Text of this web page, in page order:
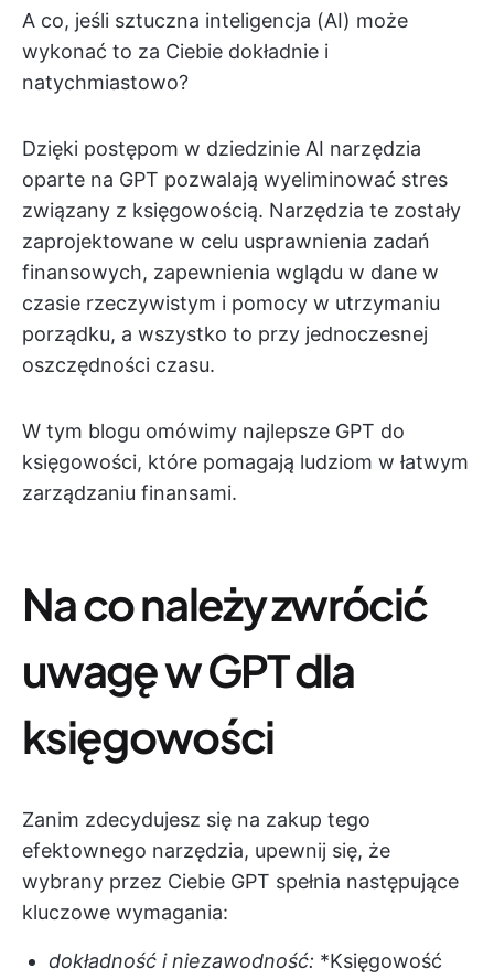
A co, jeśli sztuczna inteligencja (AI) może
wykonać to za Ciebie dokładnie i
natychmiastowo?
Dzięki postępom w dziedzinie AI narzędzia
oparte na GPT pozwalają wyeliminować stres
związany z księgowością. Narzędzia te zostały
zaprojektowane w celu usprawnienia zadań
finansowych, zapewnienia wglądu w dane w
czasie rzeczywistym i pomocy w utrzymaniu
porządku, a wszystko to przy jednoczesnej
oszczędności czasu.
W tym blogu omówimy najlepsze GPT do
księgowości, które pomagają ludziom w łatwym
zarządzaniu finansami.
Na co należy zwrócić
uwagę w GPT dla
księgowości
Zanim zdecydujesz się na zakup tego
efektownego narzędzia, upewnij się, że
wybrany przez Ciebie GPT spełnia następujące
kluczowe wymagania:
dokładność i niezawodność: *Księgowość